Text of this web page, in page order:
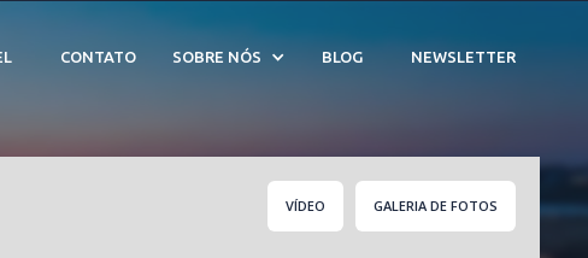
CONTATO SOBRE NÓS BLOG NEWSLETTER
Tabatinga - Cód.
VÍDEO GALERIA DE FOTOS